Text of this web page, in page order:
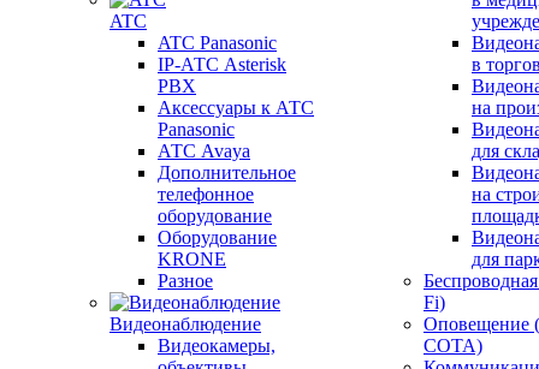
ATC
ATC Panasonic
IP-АТС Asterisk
PBX
Аксессуары к АТС
Panasonic
АТС Avaya
Дополнительное
телефонное
оборудование
Оборудование
KRONE
Разное
Видеонаблюдение
Видеокамеры,
в
на
для
на
для
Fi)
СОТА)